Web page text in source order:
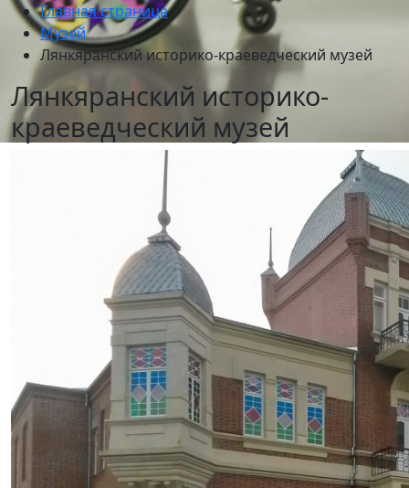
Главная страница
Музей
Лянкяранский историко-краеведческий музей
Лянкяранский историко-
краеведческий музей